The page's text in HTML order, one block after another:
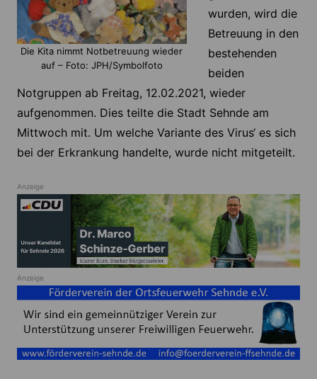
Die Kita nimmt Notbetreuung wieder
auf – Foto: JPH/Symbolfoto
wurden, wird die
Betreuung in den
bestehenden
beiden
Notgruppen ab Freitag, 12.02.2021, wieder
aufgenommen. Dies teilte die Stadt Sehnde am
Mittwoch mit. Um welche Variante des Virus‘ es sich
bei der Erkrankung handelte, wurde nicht mitgeteilt.
Anzeige
Anzeige